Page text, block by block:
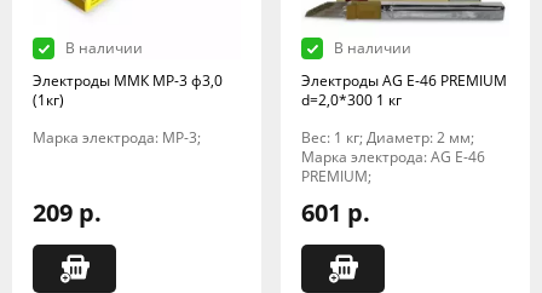
В наличии
Электроды ММК МР-3 ф3,0
(1кг)
Марка электрода: МР-3;
209 р.
В наличии
Электроды AG E-46 PREMIUM
d=2,0*300 1 кг
Вес: 1 кг; Диаметр: 2 мм;
Марка электрода: AG E-46
PREMIUM;
601 р.